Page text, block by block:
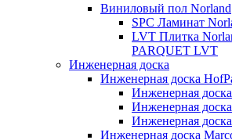
Виниловый пол Norland
SPC Ламинат
LVT Плитка
PARQUET LVT
Инженерная доска
Инженерная доска
Инженерная
Инженерная
Инженерная
Инженерная доска